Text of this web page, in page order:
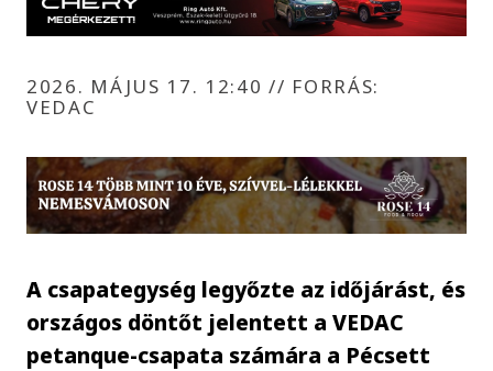
2026. MÁJUS 17. 12:40// FORRÁS:
VEDAC
A csapategység legyőzte az időjárást, és
országos döntőt jelentett a VEDAC
petanque-csapata számára a Pécsett